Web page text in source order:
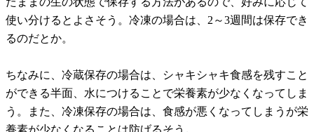
使い分けるとよさそう。冷凍の場合は、2～3週間は保存でき
るのだとか。
ちなみに、冷蔵保存の場合は、シャキシャキ食感を残すこと
ができる半面、水につけることで栄養素が少なくなってしま
う。また、冷凍保存の場合は、食感が悪くなってしまうが栄